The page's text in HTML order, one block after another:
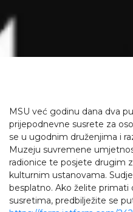
MSU već godinu dana dva
prijepodnevne susrete za
se u ugodnim druženjima i
Muzeju suvremene
radionice te posjete drugim
kulturnim ustanovama.
besplatno. Ako želite primati
susretima, predbilježite se